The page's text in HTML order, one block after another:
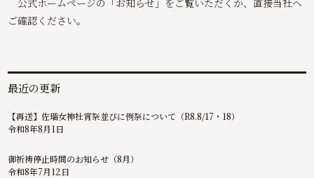
ご確認ください。
最近の更新
【再送】佐瑠女神社宵祭並びに例祭について（R8.8/17・18）
令和8年8月1日
御祈祷停止時間のお知らせ（8月）
令和8年7月12日